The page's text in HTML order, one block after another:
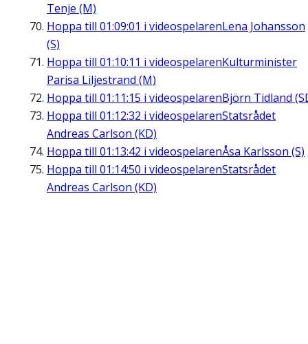
Tenje (M)
Hoppa till 01:09:01 i videospelarenLena Johansson
(S)
Hoppa till 01:10:11 i videospelarenKulturminister
Parisa Liljestrand (M)
Hoppa till 01:11:15 i videospelarenBjörn Tidland
Hoppa till 01:12:32 i videospelarenStatsrådet
Andreas Carlson (KD)
Hoppa till 01:13:42 i videospelarenÅsa Karlsson (S)
Hoppa till 01:14:50 i videospelarenStatsrådet
Andreas Carlson (KD)